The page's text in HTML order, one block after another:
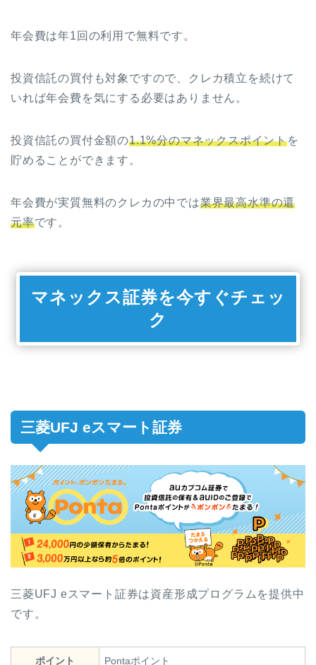
年会費は年1回の利用で無料です。
投資信託の買付も対象ですので、クレカ積立を続けて
いれば年会費を気にする必要はありません。
投資信託の買付金額の1.1%分のマネックスポイントを
貯めることができます。
年会費が実質無料のクレカの中では業界最高水準の還
元率です。
マネックス証券を今すぐチェッ
ク
三菱UFJ eスマート証券
三菱UFJ eスマート証券は資産形成プログラムを提供中
です。
ポイント Pontaポイント